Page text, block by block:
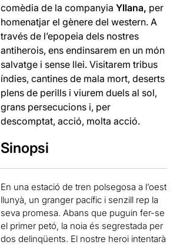
comèdia de la companyiaYllana, per
homenatjar el gènere del western. A
través de l’epopeia dels nostres
antiherois, ens endinsarem en un món
salvatge i sense llei. Visitarem tribus
índies, cantines de mala mort, deserts
plens de perills i viurem duels al sol,
grans persecucions i, per
descomptat, acció, molta acció.
Sinopsi
En una estació de tren polsegosa a l’oest
llunyà, un granger pacífic i senzill rep la
seva promesa. Abans que puguin fer-se
el primer petó, la noia és segrestada per
dos delinqüents. El nostre heroi intentarà